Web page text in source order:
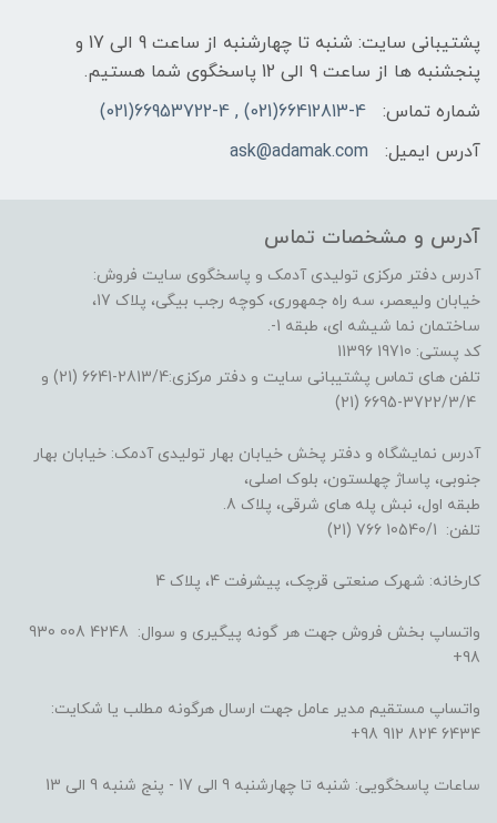
پشتیبانی سایت: شنبه تا چهارشنبه از ساعت 9 الی 17 و
پنجشنبه ها از ساعت 9 الی 12 پاسخگوی شما هستیم.
شماره تماس:
66412813-4(021) , 66953722-4(021)
آدرس ایمیل:
ask@adamak.com
آدرس و مشخصات تماس
آدرس دفتر مرکزی تولیدی آدمک و پاسخگوی سایت فروش:
خیابان ولیعصر، سه راه جمهوری، کوچه رجب بیگی، پلاک 17،
ساختمان نما شیشه ای، طبقه 1-.
کد پستی: 19710 11396
تلفن های تماس پشتیبانی سایت و دفتر مرکزی:2813/4-6641 (21) و
آدرس نمایشگاه و دفتر پخش خیابان بهار تولیدی آدمک: خیابان بهار
جنوبی، پاساژ چهلستون، بلوک اصلی،
طبقه اول، نبش پله های شرقی، پلاک 8.
تلفن: 10540/1 766 (21)
کارخانه: شهرک صنعتی قرچک، پیشرفت 4، پلاک 4
واتساپ بخش فروش جهت هر گونه پیگیری و سوال: 4248 008 930
98+
واتساپ مستقیم مدیر عامل جهت ارسال هرگونه مطلب یا شکایت:
6434 824 912 98+
ساعات پاسخگویی: شنبه تا چهارشنبه 9 الی 17 - پنج شنبه 9 الی 13